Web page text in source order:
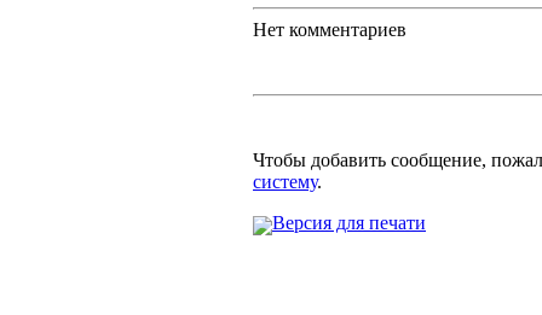
Нет комментариев
Чтобы добавить сообщение,
систему.
Версия для печати